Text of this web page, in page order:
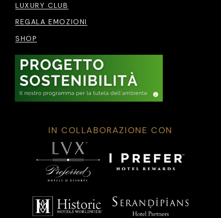
LUXURY CLUB
REGALA EMOZIONI
SHOP
IN COLLABORAZIONE CON